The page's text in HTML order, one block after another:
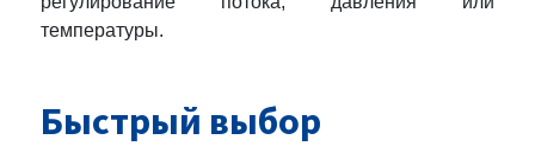
температуры.
Быстрый выбор